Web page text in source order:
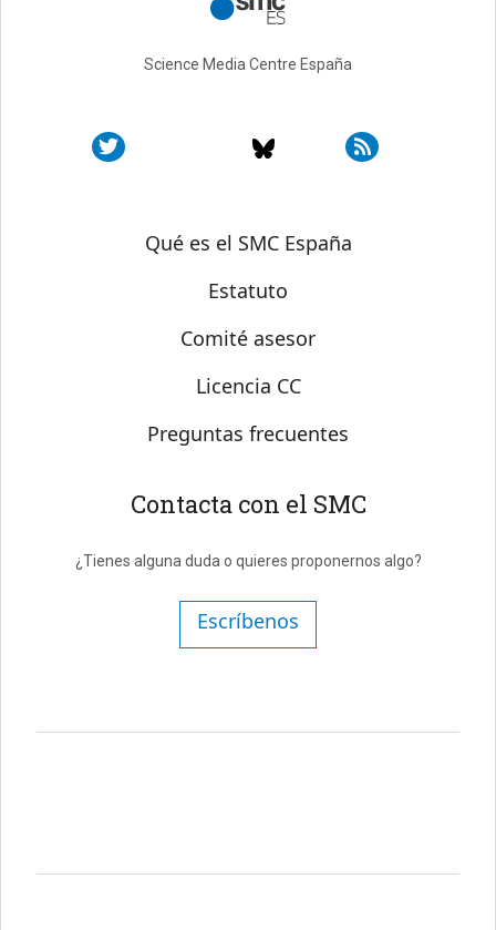
Science Media Centre España
Sobre SMC España
Qué es el SMC España
Estatuto
Comité asesor
Licencia CC
Preguntas frecuentes
Contacta con el SMC
¿Tienes alguna duda o quieres proponernos algo?
Escríbenos